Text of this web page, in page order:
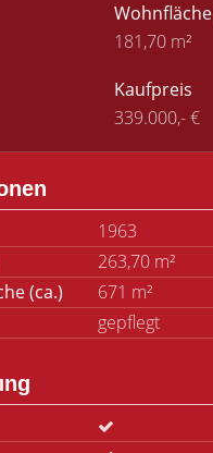
Wohnfläche
181,70 m²
Kaufpreis
339.000,- €
1963
263,70 m²
(ca.)
671 m²
gepflegt